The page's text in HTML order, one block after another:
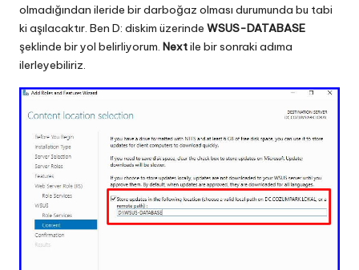
olmadığından ileride bir darboğaz olması durumunda bu tabi
ki aşılacaktır. Ben D: diskim üzerinde WSUS-DATABASE
şeklinde bir yol belirliyorum. Nextile bir sonraki adıma
ilerleyebiliriz.